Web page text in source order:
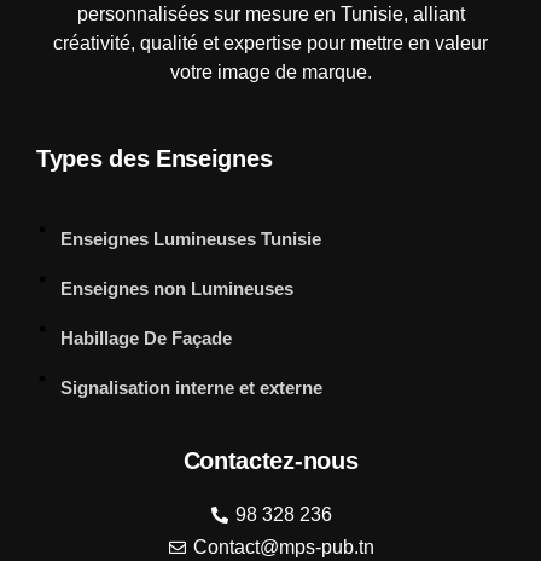
personnalisées sur mesure en Tunisie, alliant
créativité, qualité et expertise pour mettre en valeur
votre image de marque.
Types des Enseignes
Enseignes Lumineuses Tunisie
Enseignes non Lumineuses
Habillage De Façade
Signalisation interne et externe
Contactez-nous
98 328 236
Contact@mps-pub.tn